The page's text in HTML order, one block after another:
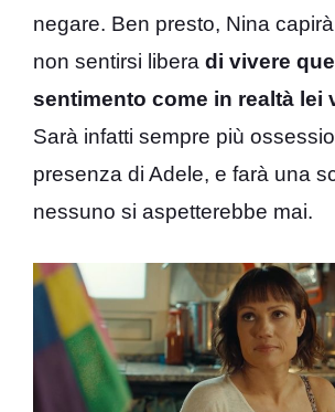
negare. Ben presto, Nina
non sentirsi libera di vivere
sentimento come in realtà lei
Sarà infatti sempre più
presenza di Adele, e farà una
nessuno si aspetterebbe mai.